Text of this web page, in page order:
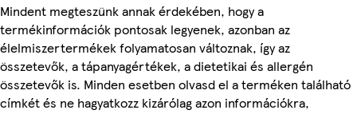
Mindent megteszünk annak érdekében, hogy a
termékinformációk pontosak legyenek, azonban az
élelmiszertermékek folyamatosan változnak, így az
összetevők, a tápanyagértékek, a dietetikai és allergén
összetevők is. Minden esetben olvasd el a terméken található
címkét és ne hagyatkozz kizárólag azon információkra,